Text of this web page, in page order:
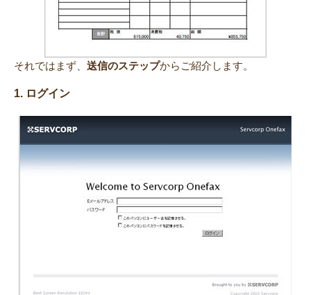
それではまず、 送信のステップからご紹介します。
1. ログイン